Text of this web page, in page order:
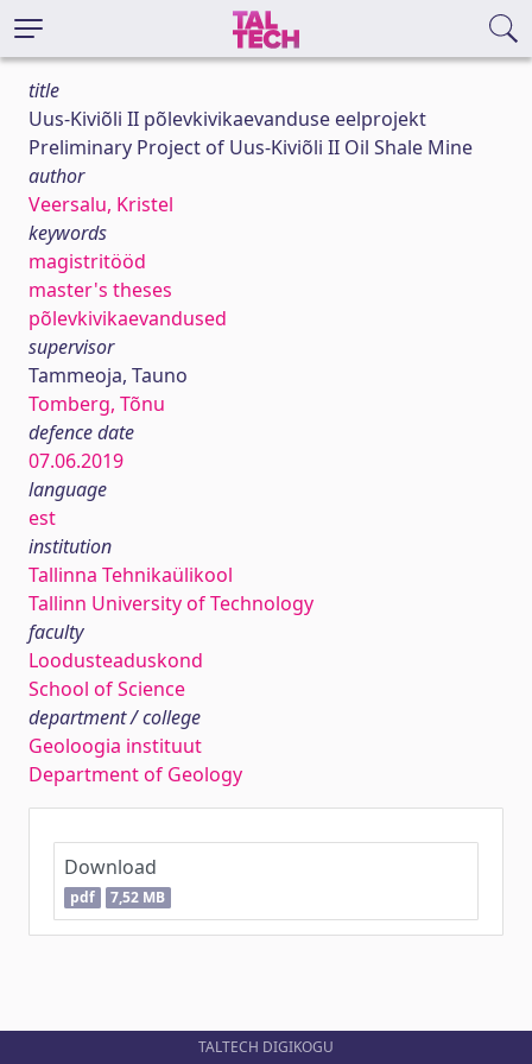
title
Uus-Kiviõli II põlevkivikaevanduse eelprojekt
Preliminary Project of Uus-Kiviõli II Oil Shale Mine
author
Veersalu, Kristel
keywords
magistritööd
master's theses
põlevkivikaevandused
supervisor
Tammeoja, Tauno
Tomberg, Tõnu
defence date
07.06.2019
language
est
institution
Tallinna Tehnikaülikool
Tallinn University of Technology
faculty
Loodusteaduskond
School of Science
department / college
Geoloogia instituut
Department of Geology
Download
pdf 7,52 MB
TALTECH DIGIKOGU